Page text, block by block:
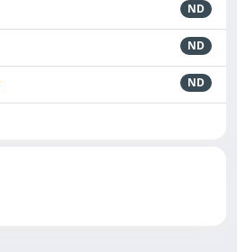
ND
ND
ND